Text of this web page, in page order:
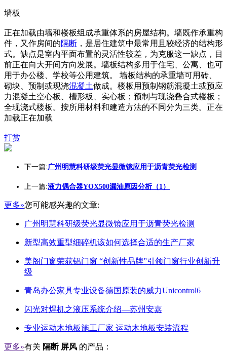
墙板
正在加载由墙和楼板组成承重体系的房屋结构。墙既作承重构
件，又作房间的隔断 ，是居住建筑中最常用且较经济的结构形
式。缺点是室内平面布置的灵活性较差，为克服这一缺点，目
前正在向大开间方向发展。墙板结构多用于住宅、公寓、也可
用于办公楼、学校等公用建筑。 墙板结构的承重墙可用砖、
砌块、预制或现浇混凝土做成。楼板用预制钢筋混凝土或预应
力混凝土空心板、槽形板、实心板；预制与现浇叠合式楼板；
全现浇式楼板。按所用材料和建造方法的不同分为三类。正在
加载正在加载
打赏
下一篇:广州明慧科研级荧光显微镜应用于沥青荧光检测
上一篇:液力偶合器YOX500漏油原因分析（1）
更多»您可能感兴趣的文章:
广州明慧科研级荧光显微镜应用于沥青荧光检测
新型高效重型细碎机该如何选择合适的生产厂家
美阁门窗荣获铝门窗 “创新性品牌”引领门窗行业创新升
级
青岛办公家具专业设备德国原装的威力Unicontrol6
闪光对焊机之液压系统介绍—苏州安嘉
专业运动木地板施工厂家 运动木地板安装流程
更多»有关 隔断 屏风 的产品：